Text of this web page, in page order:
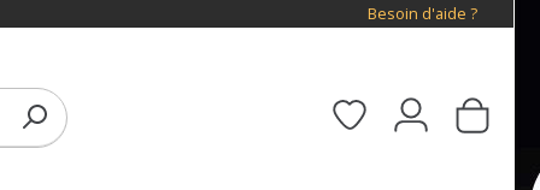
Besoin d'aide ?